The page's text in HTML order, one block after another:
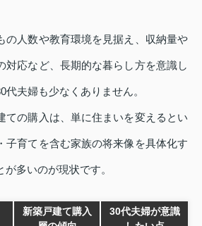
の人数や教育環境を見据え、収納量や
対応など、長期的な暮らし方を意識し
夫婦も少なくありません。
ての購入は、単に住まいを変えるとい
子育てを含む家族の将来像を具体化す
多いのが現状です。
新築戸建て購入
30代夫婦が意識